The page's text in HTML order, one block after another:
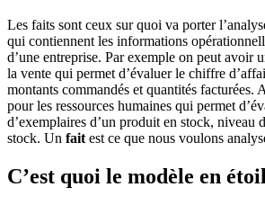
Les faits sont ceux sur quoi va porter
qui contiennent les informations
d’une entreprise. Par exemple on peut avoir
la vente qui permet d’évaluer le chiffre
montants commandés et quantités facturées.
pour les ressources humaines qui permet
d’exemplaires d’un produit en stock, niveau
stock. Un fait est ce que nous voulons
C’est quoi le modèle en